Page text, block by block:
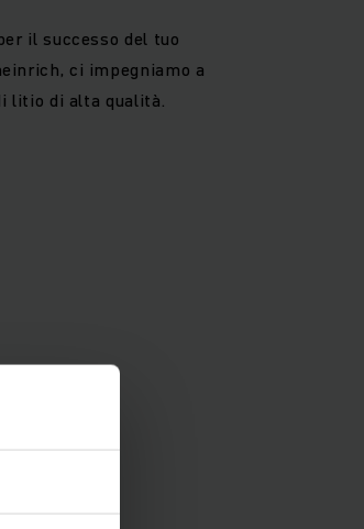
il successo del tuo
ci impegniamo a
litio di alta qualità.